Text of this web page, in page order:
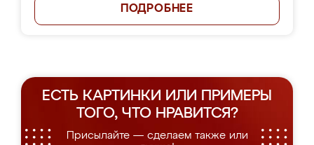
ПОДРОБНЕЕ
ЕСТЬ КАРТИНКИ ИЛИ ПРИМЕРЫ
ТОГО, ЧТО НРАВИТСЯ?
Присылайте — сделаем также или